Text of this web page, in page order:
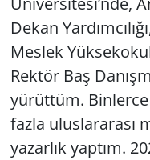
Dekan
Meslek
Rektör Baş
yürüttüm.
fazla uluslararası
yazarlık yaptım.